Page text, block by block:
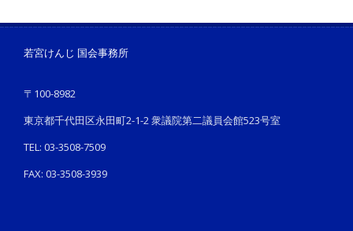
若宮けんじ 国会事務所
〒100-8982
東京都千代田区永田町2-1-2 衆議院第二議員会館523号室
TEL: 03-3508-7509
FAX: 03-3508-3939